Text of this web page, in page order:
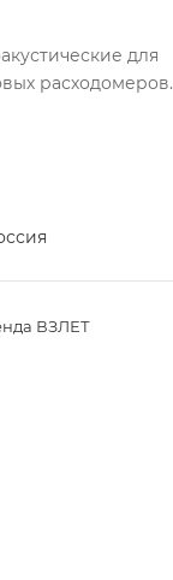
для
расходомеров.
ВЗЛЕТ